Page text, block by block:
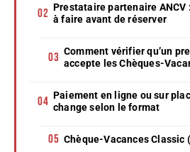
Prestataire partenaire
à faire avant de réserver
Comment vérifier qu’un
accepte les Chèques-
Paiement en ligne ou sur
change selon le format
Chèque-Vacances Classic